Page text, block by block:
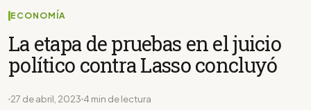
ECONOMÍA
La etapa de pruebas en el juicio
político contra Lasso concluyó
27 de abril, 2023 4 min de lectura